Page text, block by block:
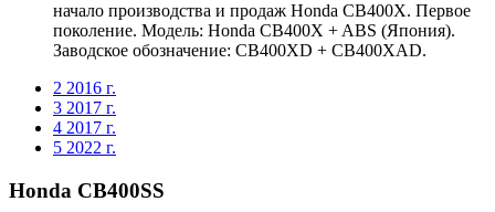
начало производства и продаж Honda CB400X. Первое
поколение. Модель: Honda CB400X + ABS (Япония).
Заводское обозначение: CB400XD + CB400XAD.
2 2016 г.
3 2017 г.
4 2017 г.
5 2022 г.
Honda CB400SS